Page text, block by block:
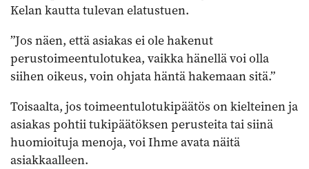
Kelan kautta tulevan elatustuen.
”Jos näen, että asiakas ei ole hakenut
perustoimeentulotukea, vaikka hänellä voi olla
siihen oikeus, voin ohjata häntä hakemaan sitä.”
Toisaalta, jos toimeentulotukipäätös on kielteinen ja
asiakas pohtii tukipäätöksen perusteita tai siinä
huomioituja menoja, voi Ihme avata näitä
asiakkaalleen.